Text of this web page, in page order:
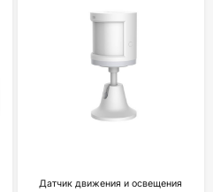
Датчик движения и освещения